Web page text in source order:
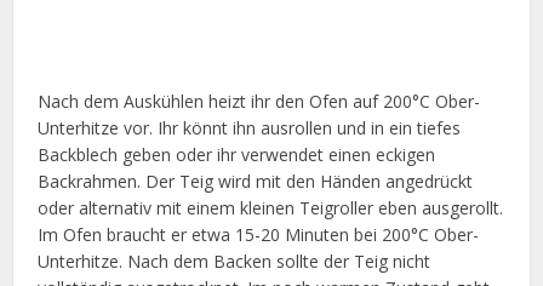
Nach dem Auskühlen heizt ihr den Ofen auf 200°C Ober-
Unterhitze vor. Ihr könnt ihn ausrollen und in ein tiefes
Backblech geben oder ihr verwendet einen eckigen
Backrahmen. Der Teig wird mit den Händen angedrückt
oder alternativ mit einem kleinen Teigroller eben ausgerollt.
Im Ofen braucht er etwa 15-20 Minuten bei 200°C Ober-
Unterhitze. Nach dem Backen sollte der Teig nicht